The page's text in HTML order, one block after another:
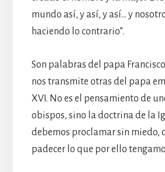
mundo así, y así, y así… y
haciendo lo contrario”.
Son palabras del papa
nos transmite otras del papa
XVI. No es el pensamiento de
obispos, sino la doctrina de la
debemos proclamar sin miedo,
padecer lo que por ello